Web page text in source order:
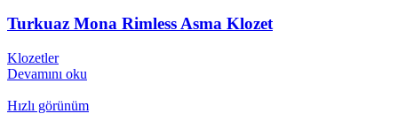
Turkuaz Mona Rimless Asma Klozet
Klozetler
Devamını oku
Hızlı görünüm